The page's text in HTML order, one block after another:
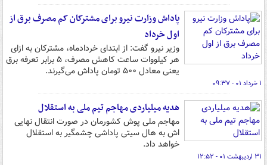
پاداش وزارت نیرو برای مشترکان کم مصرف برق از
اول خرداد
وزیر نیرو گفت: از ابتدای خردادماه، مشترکان به ازای
هر کیلووات ساعت کاهش مصرف، ۵ برابر تعرفه برق
یعنی معادل ۵۰۰ تومان پاداش می‌گیرند.
۱ خرداد ۰۱ - ۰۹:۳۷
هدیه میلیاردی مهاجم تیم ملی به استقلال
مهاجم ملی پوش کشورمان در صورت انتقال نهایی
اش به هال سیتی پاداشی چشمگیر به استقلال
خواهد داد.
۳۱ اردیبهشت ۰۱ - ۱۲:۵۲